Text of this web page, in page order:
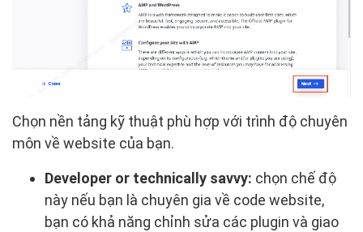
Chọn nền tảng kỹ thuật phù hợp với trình độ chuyên
môn về website của bạn.
Developer or technically savvy: chọn chế độ
này nếu bạn là chuyên gia về code website,
bạn có khả năng chỉnh sửa các plugin và giao